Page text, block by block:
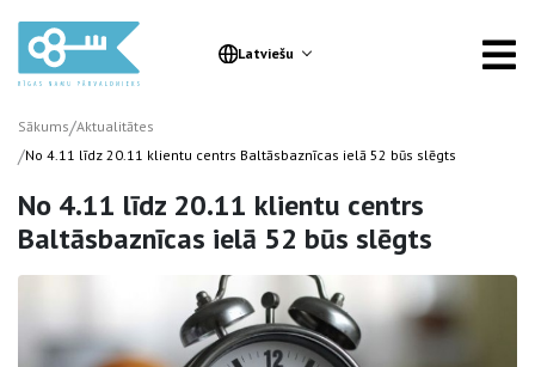
Latviešu
Sākums/Aktualitātes
/No 4.11 līdz 20.11 klientu centrs Baltāsbaznīcas ielā 52 būs slēgts
No 4.11 līdz 20.11 klientu centrs
Baltāsbaznīcas ielā 52 būs slēgts